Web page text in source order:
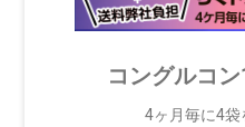
コングルコ
4ヶ月毎に4袋